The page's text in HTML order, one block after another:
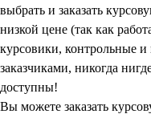
выбрать и заказать
низкой цене (так как
курсовики, контрольные
заказчиками, никогда
доступны!
Вы можете заказать